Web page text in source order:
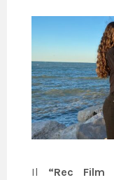
Il “Rec Film